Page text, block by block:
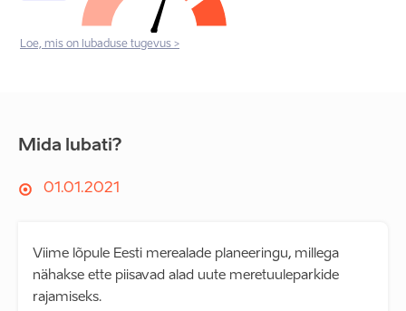
Loe, mis on lubaduse tugevus >
Mida lubati?
01.01.2021
Viime lõpule Eesti merealade planeeringu, millega
nähakse ette piisavad alad uute meretuuleparkide
rajamiseks.